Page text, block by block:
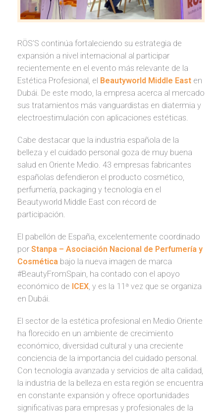
RÖS’S continúa fortaleciendo su estrategia de
expansión a nivel internacional al participar
recientemente en el evento más relevante de la
Estética Profesional, el Beautyworld Middle East en
Dubái. De este modo, la empresa acerca al mercado
sus tratamientos más vanguardistas en diatermia y
electroestimulación con aplicaciones estéticas.
Cabe destacar que la industria española de la
belleza y el cuidado personal goza de muy buena
salud en Oriente Medio. 43 empresas fabricantes
españolas defendieron el producto cosmético,
perfumería, packaging y tecnología en el
Beautyworld Middle East con récord de
participación.
El pabellón de España, excelentemente coordinado
por Stanpa – Asociación Nacional de Perfumería y
Cosmética bajo la nueva imagen de marca
#BeautyFromSpain, ha contado con el apoyo
económico de ICEX, y es la 11ª vez que se organiza
en Dubái.
El sector de la estética profesional en Medio Oriente
ha florecido en un ambiente de crecimiento
económico, diversidad cultural y una creciente
conciencia de la importancia del cuidado personal.
Con tecnología avanzada y servicios de alta calidad,
la industria de la belleza en esta región se encuentra
en constante expansión y ofrece oportunidades
significativas para empresas y profesionales de la